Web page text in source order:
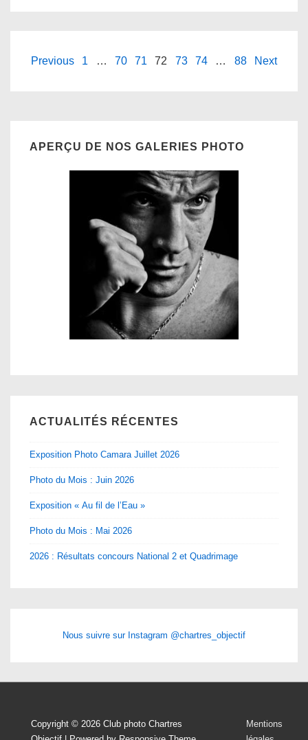
Pagination
Previous 1 … 70 71 72 73 74 … 88 Next
APERÇU DE NOS GALERIES PHOTO
ACTUALITÉS RÉCENTES
Exposition Photo Camara Juillet 2026
Photo du Mois : Juin 2026
Exposition « Au fil de l’Eau »
Photo du Mois : Mai 2026
2026 : Résultats concours National 2 et Quadrimage
Nous suivre sur Instagram @chartres_objectif
Copyright © 2026 Club photo Chartres
Menu
Mentions